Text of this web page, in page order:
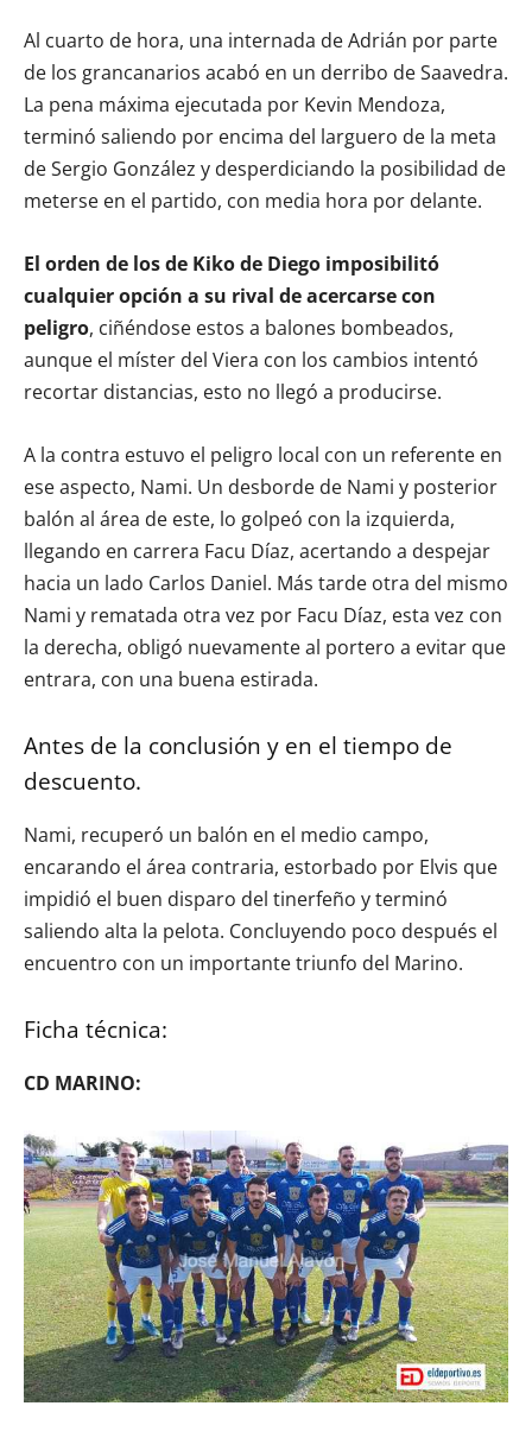
Al cuarto de hora, una internada de Adrián por parte
de los grancanarios acabó en un derribo de Saavedra.
La pena máxima ejecutada por Kevin Mendoza,
terminó saliendo por encima del larguero de la meta
de Sergio González y desperdiciando la posibilidad de
meterse en el partido, con media hora por delante.
El orden de los de Kiko de Diego imposibilitó
cualquier opción a su rival de acercarse con
peligro, ciñéndose estos a balones bombeados,
aunque el míster del Viera con los cambios intentó
recortar distancias, esto no llegó a producirse.
A la contra estuvo el peligro local con un referente en
ese aspecto, Nami. Un desborde de Nami y posterior
balón al área de este, lo golpeó con la izquierda,
llegando en carrera Facu Díaz, acertando a despejar
hacia un lado Carlos Daniel. Más tarde otra del mismo
Nami y rematada otra vez por Facu Díaz, esta vez con
la derecha, obligó nuevamente al portero a evitar que
entrara, con una buena estirada.
Antes de la conclusión y en el tiempo de
descuento.
Nami, recuperó un balón en el medio campo,
encarando el área contraria, estorbado por Elvis que
impidió el buen disparo del tinerfeño y terminó
saliendo alta la pelota. Concluyendo poco después el
encuentro con un importante triunfo del Marino.
Ficha técnica:
CD MARINO: